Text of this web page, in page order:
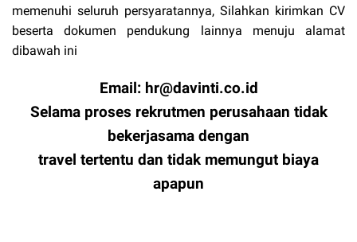
memenuhi seluruh persyaratannya, Silahkan kirimkan CV
beserta dokumen pendukung lainnya menuju alamat
dibawah ini
Email: hr@davinti.co.id
Selama proses rekrutmen perusahaan tidak
bekerjasama dengan
travel tertentu dan tidak memungut biaya
apapun